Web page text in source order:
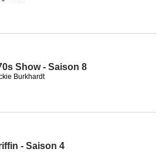
Show - Saison 8
Burkhardt
- Saison 4